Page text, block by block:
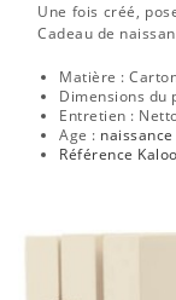
Une fois créé,
Cadeau de
Matière :
Dimensions du
Entretien :
Age : naissance
Référence Kaloo